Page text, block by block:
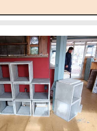
うございます。現場でも感
のですが、後日LINEでも
はようございます朝のお忙
大変な実家の片付け、伐採
見違えるほど綺麗にしてい
すこのご縁を大切にしまた
お願いしたいと思っていま
日撮った写真送りますサム
ても親切にしてくださいま
頼いただきまして誠にあり
本企画 白川